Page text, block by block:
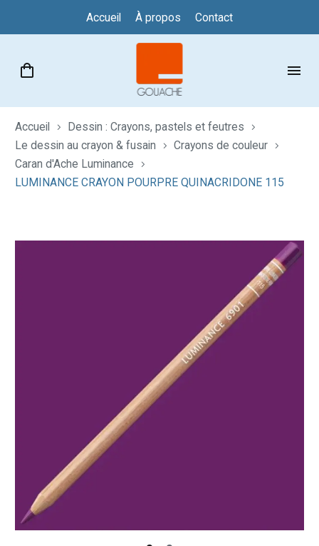
Accueil À propos Contact
Accueil
Dessin : Crayons, pastels et feutres
Le dessin au crayon & fusain
Crayons de couleur
Caran d'Ache Luminance
LUMINANCE CRAYON POURPRE QUINACRIDONE 115